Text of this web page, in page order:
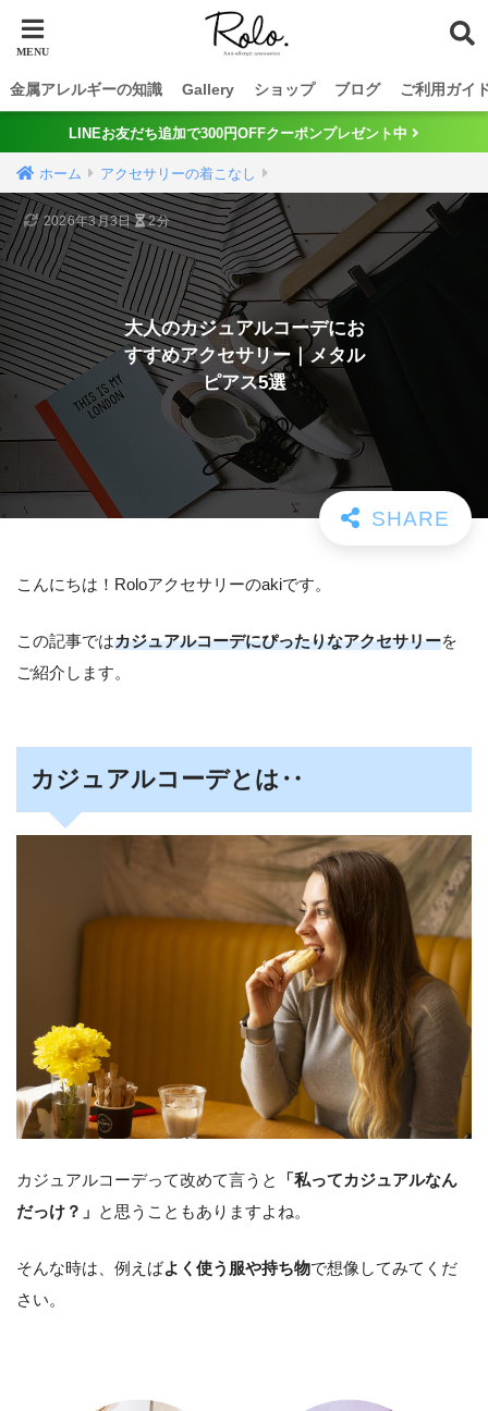
金属アレルギーの知識 Gallery ショップ ブログ ご利用ガイ
LINEお友だち追加で300円OFFクーポンプレゼント中
ホーム アクセサリーの着こなし
大人のカジュアルコーデにお
すすめアクセサリー｜メタル
ピアス5選
2026年3月3日 2分
こんにちは！Roloアクセサリーのakiです。
この記事ではカジュアルコーデにぴったりなアクセサリーを
ご紹介します。
カジュアルコーデとは‥
カジュアルコーデって改めて言うと
「私ってカジュアルなん
だっけ？」 と思うこともありますよね。
そんな時は、例えばよく使う服や持ち物で想像してみてくだ
さい。